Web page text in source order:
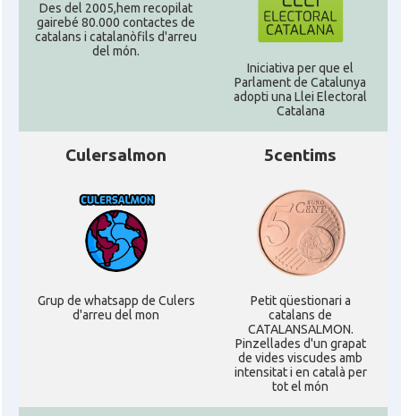
Des del 2005,hem recopilat
gairebé 80.000 contactes de
catalans i catalanòfils d'arreu
del món.
Iniciativa per que el
Parlament de Catalunya
adopti una Llei Electoral
Catalana
Culersalmon
Grup de whatsapp de Culers
d'arreu del mon
5centims
Petit qüestionari a
catalans de
CATALANSALMON.
Pinzellades d'un grapat
de vides viscudes amb
intensitat i en català per
tot el món